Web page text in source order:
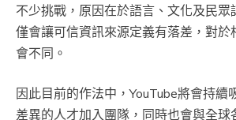
不少挑戰，原因在於語言、文化及民眾
僅會讓可信資訊來源定義有落差，對於
會不同。
因此目前的作法中，YouTube將會持續
差異的人才加入團隊，同時也會與全球